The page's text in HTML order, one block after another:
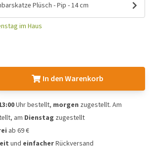
Plüsch - Pip - 14 cm
im Haus
In den Warenkorb
Uhr bestellt, morgen zugestellt. Am
am Dienstag zugestellt
ab 69 €
und einfacherRückversand